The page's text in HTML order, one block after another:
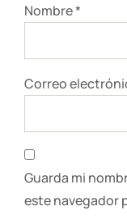
Nombre*
Correo
Guarda mi
este navegador